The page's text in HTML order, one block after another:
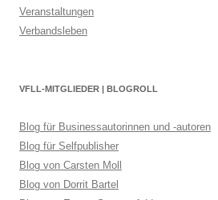
Veranstaltungen
Verbandsleben
VFLL-MITGLIEDER | BLOGROLL
Blog für Businessautorinnen und -autoren
Blog für Selfpublisher
Blog von Carsten Moll
Blog von Dorrit Bartel